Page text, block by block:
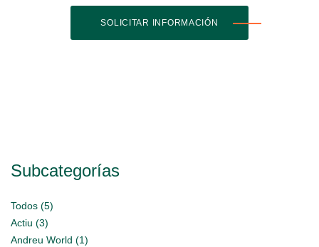
SOLICITAR INFORMACIÓN
Subcategorías
Todos (5)
Actiu (3)
Andreu World (1)